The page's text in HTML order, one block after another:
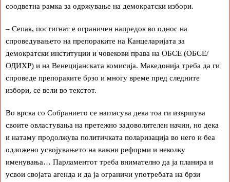
соодветна рамка за одржување на демократски избори.
– Сепак, постигнат е ограничен напредок во однос на
спроведувањето на препораките на Канцеларијата за
демократски институции и човекови права на ОБСЕ (ОБСЕ/
ОДИХР) и на Венецијанската комисија. Македонија треба да ги
спроведе препораките брзо и многу време пред следните
избори, се вели во текстот.
Во врска со Собранието се нагласува дека тоа ги извршува
своите овластувања на претежно задоволителен начин, но дека
и натаму продолжува политичката поларизација во него и беа
одложено усвојувањето на важни реформи и неколку
именувања… Парламентот треба внимателно да ја планира и
усвои својата агенда и да ја ограничи употребата на брзи